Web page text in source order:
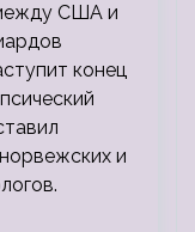
США и
конец
и